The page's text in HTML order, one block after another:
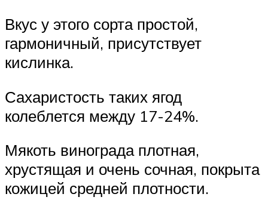
Вкус у этого сорта простой,
гармоничный, присутствует
кислинка.
Сахаристость таких ягод
колеблется между 17-24%.
Мякоть винограда плотная,
хрустящая и очень сочная, покрыта
кожицей средней плотности.